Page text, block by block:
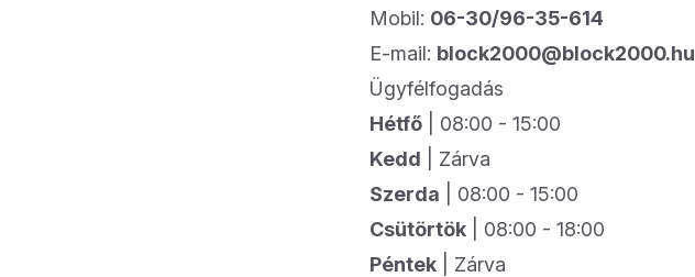
Mobil: 06-30/96-35-614
E-mail: block2000@block2000.hu
Ügyfélfogadás
Hétfő | 08:00 - 15:00
Kedd | Zárva
Szerda | 08:00 - 15:00
Csütörtök | 08:00 - 18:00
Péntek | Zárva